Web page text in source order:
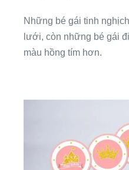
Những bé gái tinh
lưới, còn những bé gái
màu hồng tím hơn.